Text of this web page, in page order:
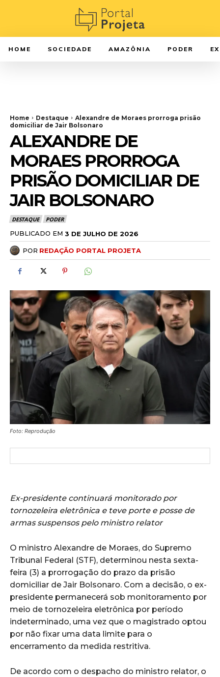
HOME SOCIEDADE AMAZÔNIA PODER
Home Destaque
Alexandre de Moraes prorroga prisão
domiciliar de Jair Bolsonaro
ALEXANDRE DE
MORAES PRORROGA
PRISÃO DOMICILIAR DE
JAIR BOLSONARO
DESTAQUE PODER
PUBLICADO EM 3 DE JULHO DE 2026
POR REDAÇÃO PORTAL PROJETA
Foto: Reprodução
Ex-presidente continuará monitorado por
tornozeleira eletrônica e teve porte e posse de
armas suspensos pelo ministro relator
O ministro Alexandre de Moraes, do Supremo
Tribunal Federal (STF), determinou nesta sexta-
feira (3) a prorrogação do prazo da prisão
domiciliar de Jair Bolsonaro. Com a decisão, o ex-
presidente permanecerá sob monitoramento por
meio de tornozeleira eletrônica por período
indeterminado, uma vez que o magistrado optou
por não fixar uma data limite para o
encerramento da medida restritiva.
De acordo com o despacho do ministro relator, o